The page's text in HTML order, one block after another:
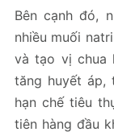
Bên cạnh đó,
nhiều muối
và tạo vị chua
tăng huyết áp,
hạn chế tiêu
tiên hàng đầu